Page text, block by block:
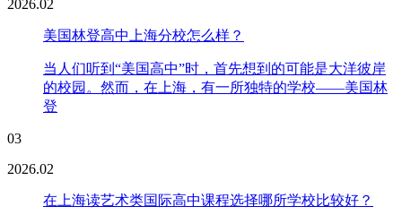
2026.02
美国林登高中上海分校怎么样？
当人们听到“美国高中”时，首先想到的可能是大洋彼岸
的校园。然而，在上海，有一所独特的学校——美国林
登
03
2026.02
在上海读艺术类国际高中课程选择哪所学校比较好？